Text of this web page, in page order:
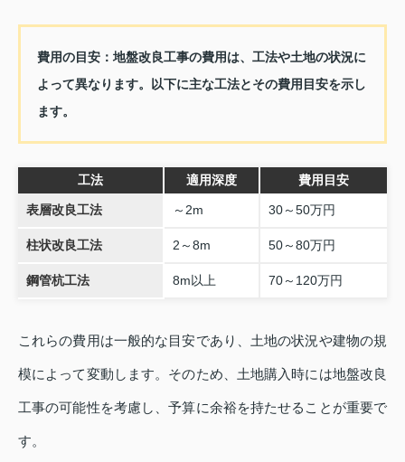
費用の目安： 地盤改良工事の費用は、工法や土地の状況に
よって異なります。以下に主な工法とその費用目安を示し
ます。
工法 適用深度 費用目安
表層改良工法 ～2m 30～50万円
柱状改良工法 2～8m 50～80万円
鋼管杭工法 8m以上 70～120万円
これらの費用は一般的な目安であり、土地の状況や建物の規
模によって変動します。そのため、土地購入時には地盤改良
工事の可能性を考慮し、予算に余裕を持たせることが重要で
す。